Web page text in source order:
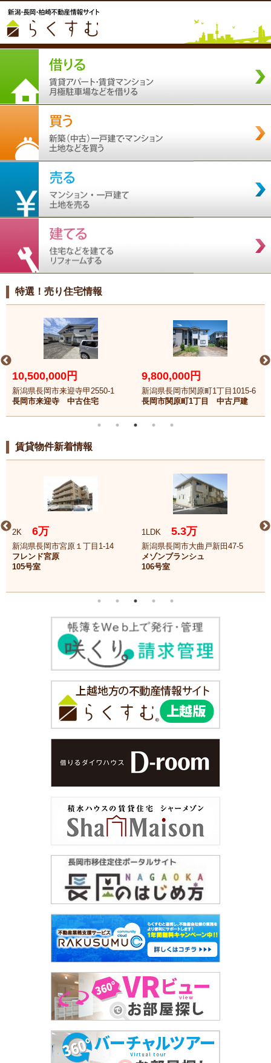
特選！売り住宅情報
10,500,000円
新潟県長岡市来迎寺甲2550-1
長岡市来迎寺 中古住宅
9,800,000円
新潟県長岡市関原町1丁目1015-6
長岡市関原町1丁目 中古戸建
賃貸物件新着情報
2K 6万
新潟県長岡市宮原１丁目1-14
フレンド宮原
105号室
1LDK 5.3万
新潟県長岡市大曲戸新田47-5
メゾンブランシュ
106号室